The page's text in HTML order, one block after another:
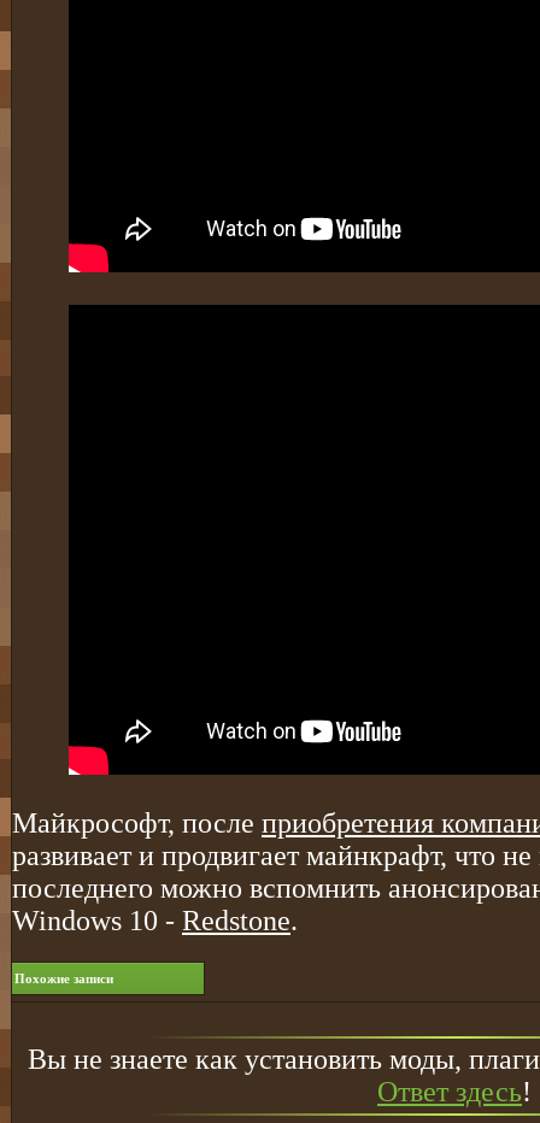
Майкрософт, после приобретения
развивает и продвигает майнкрафт, что
последнего можно вспомнить
Windows 10 - Redstone.
Похожие записи
Вы не знаете как установить моды,
Ответ здесь!